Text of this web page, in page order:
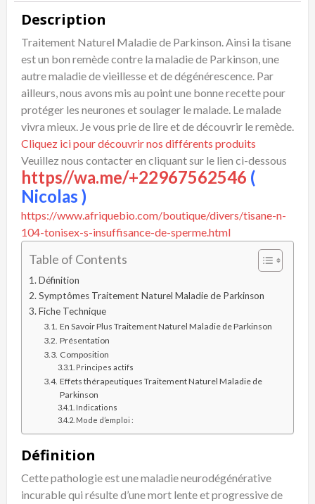
Description
Traitement Naturel Maladie de Parkinson. Ainsi la tisane
est un bon remède contre la maladie de Parkinson, une
autre maladie de vieillesse et de dégénérescence. Par
ailleurs, nous avons mis au point une bonne recette pour
protéger les neurones et soulager le malade. Le malade
vivra mieux. Je vous prie de lire et de découvrir le remède.
Cliquez ici pour découvrir nos différents produits
Veuillez nous contacter en cliquant sur le lien ci-dessous
https//wa.me/+22967562546 (
Nicolas )
https://www.afriquebio.com/boutique/divers/tisane-n-
104-tonisex-s-insuffisance-de-sperme.html
Table of Contents
Définition
Symptômes Traitement Naturel Maladie de Parkinson
Fiche Technique
En Savoir Plus Traitement Naturel Maladie de Parkinson
Présentation
Composition
Principes actifs
Effets thérapeutiques Traitement Naturel Maladie de
Parkinson
Indications
Mode d’emploi :
Définition
Cette pathologie est une maladie neurodégénérative
incurable qui résulte d’une mort lente et progressive de